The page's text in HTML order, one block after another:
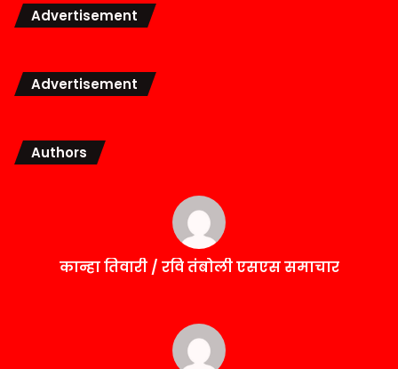
Advertisement
Advertisement
Authors
कान्हा तिवारी / रवि तंबोली एसएस समाचार